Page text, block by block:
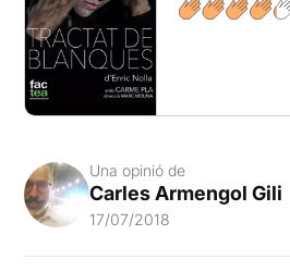
Una opinió de
Carles Armengol Gili
17/07/2018